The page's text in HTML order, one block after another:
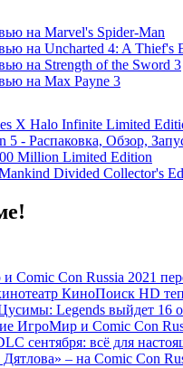
на Marvel's Spider-Man
на Uncharted 4: A Thief's
на Strength of the Sword 3
на Max Payne 3
X Halo Infinite Limited
5 - Распаковка, Обзор,
Million Limited Edition
Divided Collector's
Comic Con Russia 2021
КиноПоиск HD
Legends выйдет 16
ИгроМир и Comic Con
сентября: всё для
Дятлова» – на Comic Con